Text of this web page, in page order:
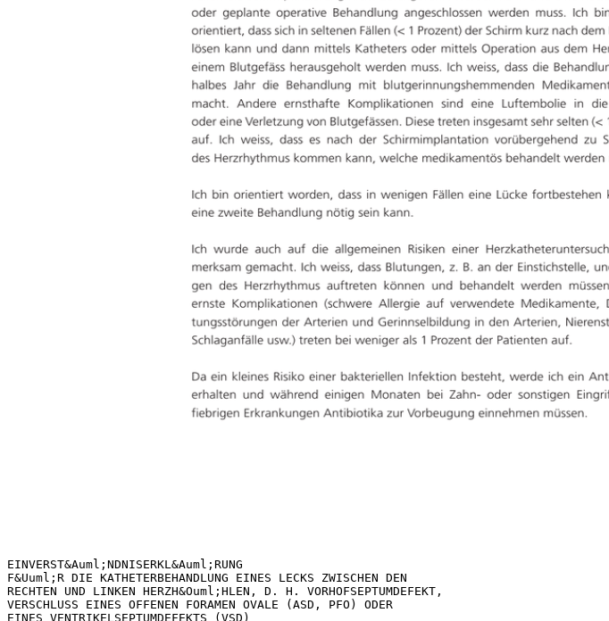
EINVERST&Auml;NDNISERKL&Auml;RUNG
F&Uuml;R DIE KATHETERBEHANDLUNG EINES LECKS ZWISCHEN DEN
RECHTEN UND LINKEN HERZH&Ouml;HLEN, D. H. VORHOFSEPTUMDEFEKT,
VERSCHLUSS EINES OFFENEN FORAMEN OVALE (ASD, PFO) ODER
EINES VENTRIKELSEPTUMDEFEKTS (VSD)